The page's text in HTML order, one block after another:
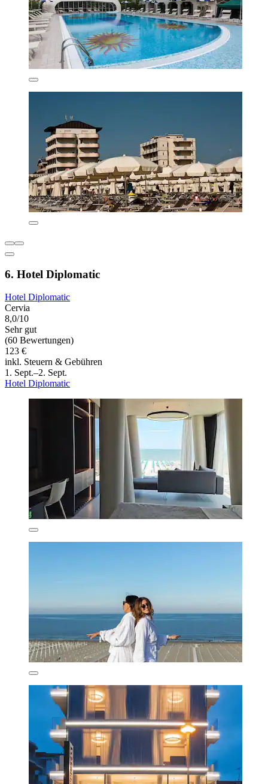
6. Hotel Diplomatic
Hotel Diplomatic
Cervia
8,0/10
Sehr gut
(60 Bewertungen)
123 €
inkl. Steuern & Gebühren
1. Sept.–2. Sept.
Hotel Diplomatic